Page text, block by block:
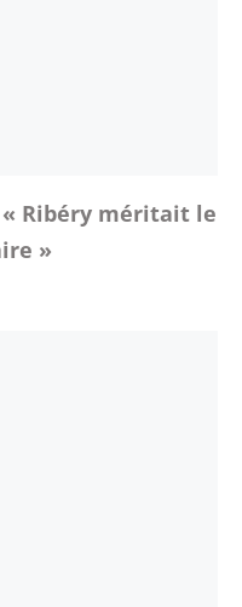
« Ribéry méritait le
»